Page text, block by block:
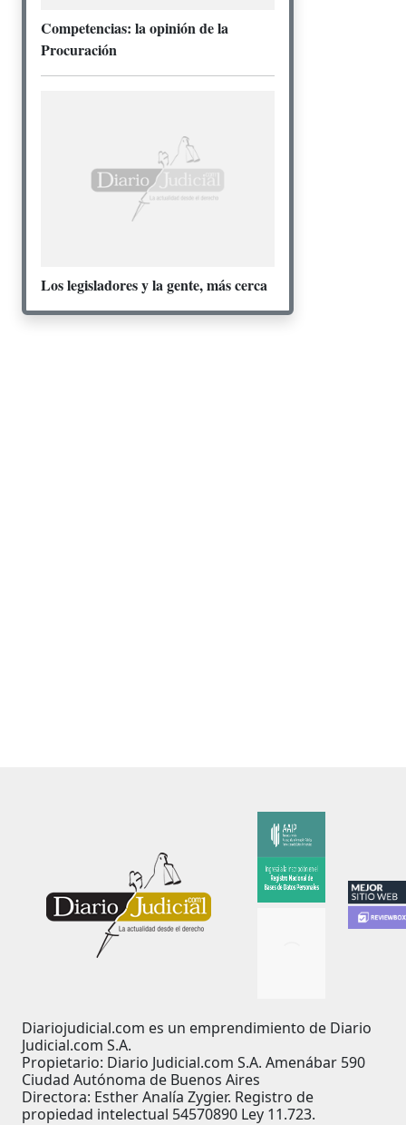
Competencias: la opinión de la
Procuración
Los legisladores y la gente, más cerca
Diariojudicial.com es un emprendimiento de Diario
Judicial.com S.A.
Propietario: Diario Judicial.com S.A. Amenábar 590
Ciudad Autónoma de Buenos Aires
Directora: Esther Analía Zygier. Registro de
propiedad intelectual 54570890 Ley 11.723.